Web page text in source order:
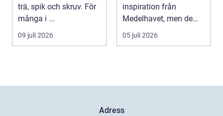
trä, spik och skruv. För
många i ...
09 juli 2026
inspiration från
Medelhavet, men de
senaste åren har
05 juli 2026
Adress